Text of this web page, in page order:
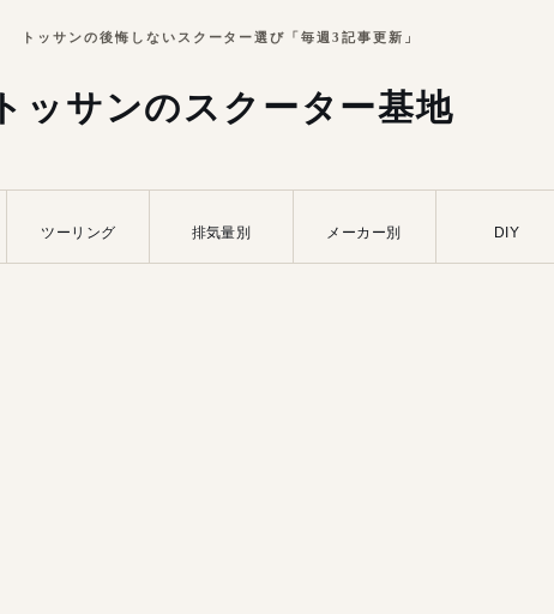
トッサンの後悔しないスクーター選び「毎週3記事更新」
トッサンのスクーター基地
ツーリング 排気量別 メーカー別 DIY